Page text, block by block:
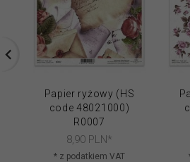
Papier ryżowy (HS
code 48021000)
R0007
8,90 PLN*
* z podatkiem VAT